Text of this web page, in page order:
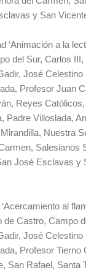
y San
‘Animación a la
del Sur, Carlos III,
José
Profesor Juan
Reyes
Padre Villoslada,
Nuestra
Salesianos
José Esclavas y
al
de Castro, Campo
José
Profesor Tierno
San Rafael, Santa